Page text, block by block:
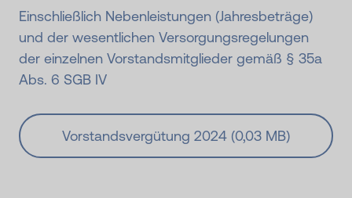
Einschließlich Nebenleistungen (Jahresbeträge)
und der wesentlichen Versorgungsregelungen
der einzelnen Vorstandsmitglieder gemäß § 35a
Abs. 6 SGB IV
Vorstandsvergütung 2024 (0,03 MB)